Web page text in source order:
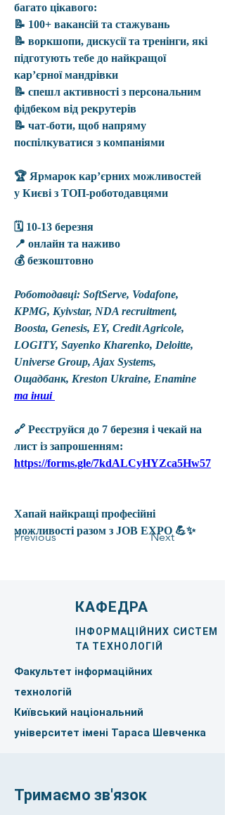
Previous Next
багато цікавого:
📝 100+ вакансій та стажувань
📝 воркшопи, дискусії та тренінги, які
підготують тебе до найкращої
карʼєрної мандрівки
📝 спешл активності з персональним
фідбеком від рекрутерів
📝 чат-боти, щоб напряму
поспілкуватися з компаніями
🏆 Ярмарок карʼєрних можливостей
у Києві з ТОП-роботодавцями
🗓️ 10-13 березня
📍 онлайн та наживо
💰 безкоштовно
Роботодавці: SoftServe, Vodafone,
KPMG, Kyivstar, NDA recruitment,
Boosta, Genesis, EY, Credit Agricole,
LOGITY, Sayenko Kharenko, Deloitte,
Universe Group, Ajax Systems,
Ощадбанк, Kreston Ukraine, Enamine
та інші
🔗 Реєструйся до 7 березня і чекай на
лист із запрошенням:
https://forms.gle/7kdALCyHYZca5Hw57
Хапай найкращі професійні
можливості разом з JOB EXPO 💪✨
КАФЕДРА
ІНФОРМАЦІЙНИХ СИСТЕМ
ТА ТЕХНОЛОГІЙ
Факультет інформаційних
технологій
Київський національний
університет імені Тараса Шевченка
Тримаємо зв'язок